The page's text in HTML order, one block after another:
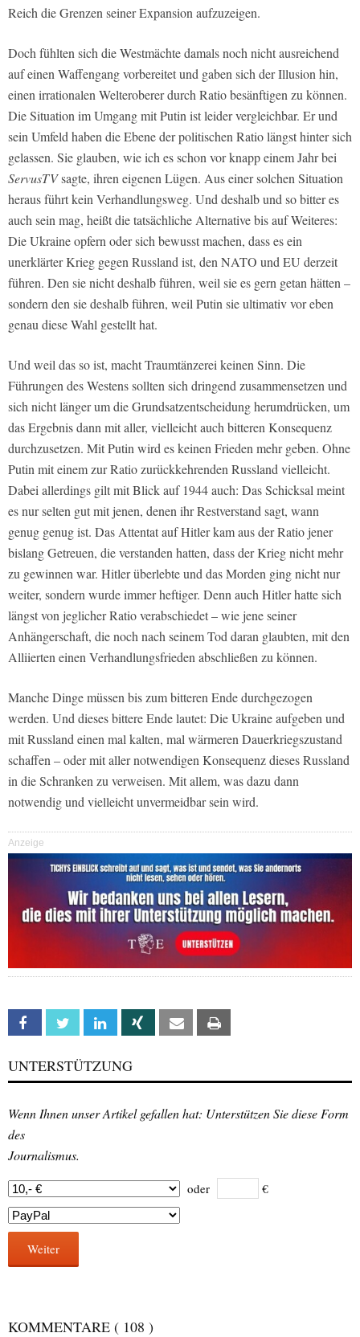
Reich die Grenzen seiner Expansion aufzuzeigen.
Doch fühlten sich die Westmächte damals noch nicht ausreichend
auf einen Waffengang vorbereitet und gaben sich der Illusion hin,
einen irrationalen Welteroberer durch Ratio besänftigen zu können.
Die Situation im Umgang mit Putin ist leider vergleichbar. Er und
sein Umfeld haben die Ebene der politischen Ratio längst hinter sich
gelassen. Sie glauben, wie ich es schon vor knapp einem Jahr bei
ServusTVsagte, ihren eigenen Lügen. Aus einer solchen Situation
heraus führt kein Verhandlungsweg. Und deshalb und so bitter es
auch sein mag, heißt die tatsächliche Alternative bis auf Weiteres:
Die Ukraine opfern oder sich bewusst machen, dass es ein
unerklärter Krieg gegen Russland ist, den NATO und EU derzeit
führen. Den sie nicht deshalb führen, weil sie es gern getan hätten –
sondern den sie deshalb führen, weil Putin sie ultimativ vor eben
genau diese Wahl gestellt hat.
Und weil das so ist, macht Traumtänzerei keinen Sinn. Die
Führungen des Westens sollten sich dringend zusammensetzen und
sich nicht länger um die Grundsatzentscheidung herumdrücken, um
das Ergebnis dann mit aller, vielleicht auch bitteren Konsequenz
durchzusetzen. Mit Putin wird es keinen Frieden mehr geben. Ohne
Putin mit einem zur Ratio zurückkehrenden Russland vielleicht.
Dabei allerdings gilt mit Blick auf 1944 auch: Das Schicksal meint
es nur selten gut mit jenen, denen ihr Restverstand sagt, wann
genug genug ist. Das Attentat auf Hitler kam aus der Ratio jener
bislang Getreuen, die verstanden hatten, dass der Krieg nicht mehr
zu gewinnen war. Hitler überlebte und das Morden ging nicht nur
weiter, sondern wurde immer heftiger. Denn auch Hitler hatte sich
längst von jeglicher Ratio verabschiedet – wie jene seiner
Anhängerschaft, die noch nach seinem Tod daran glaubten, mit den
Alliierten einen Verhandlungsfrieden abschließen zu können.
Manche Dinge müssen bis zum bitteren Ende durchgezogen
werden. Und dieses bittere Ende lautet: Die Ukraine aufgeben und
mit Russland einen mal kalten, mal wärmeren Dauerkriegszustand
schaffen – oder mit aller notwendigen Konsequenz dieses Russland
in die Schranken zu verweisen. Mit allem, was dazu dann
notwendig und vielleicht unvermeidbar sein wird.
Anzeige
Facebook Twitter Linkedin Xing Email
UNTERSTÜTZUNG
Wenn Ihnen unser Artikel gefallen hat: Unterstützen Sie diese Form
des
Journalismus.
oder €
Weiter
KOMMENTARE ( 108 )